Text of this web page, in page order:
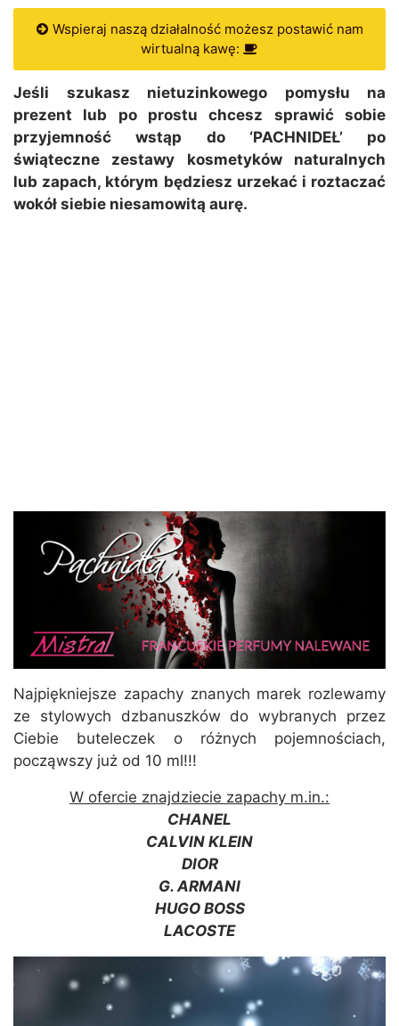
Wspieraj naszą działalność możesz postawić nam
wirtualną kawę:
Jeśli szukasz nietuzinkowego pomysłu na
prezent lub po prostu chcesz sprawić sobie
przyjemność wstąp do ‘PACHNIDEŁ’ po
świąteczne zestawy kosmetyków naturalnych
lub zapach, którym będziesz urzekać i roztaczać
wokół siebie niesamowitą aurę.
Najpiękniejsze zapachy znanych marek rozlewamy
ze stylowych dzbanuszków do wybranych przez
Ciebie buteleczek o różnych pojemnościach,
począwszy już od 10 ml!!!
W ofercie znajdziecie zapachy m.in.:
CHANEL
CALVIN KLEIN
DIOR
G. ARMANI
HUGO BOSS
LACOSTE